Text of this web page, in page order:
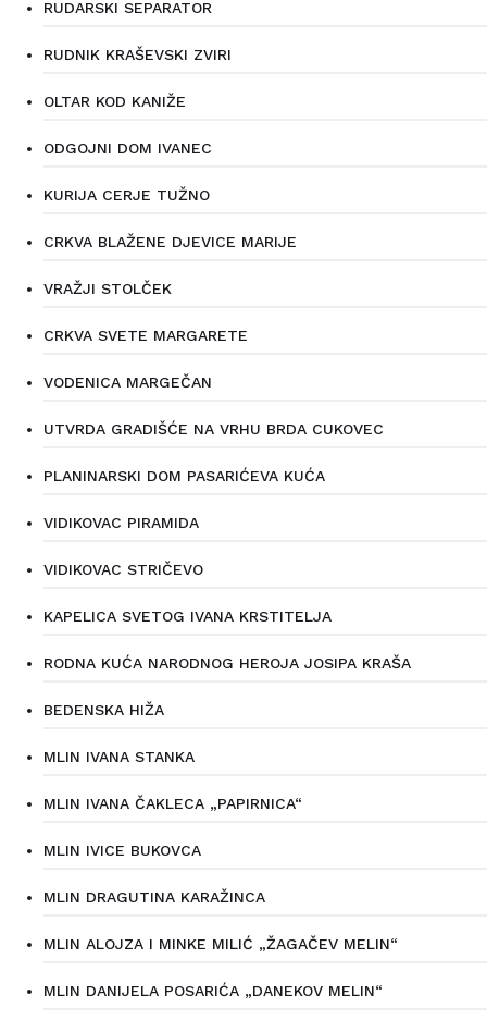
RUDARSKI SEPARATOR
RUDNIK KRAŠEVSKI ZVIRI
OLTAR KOD KANIŽE
ODGOJNI DOM IVANEC
KURIJA CERJE TUŽNO
CRKVA BLAŽENE DJEVICE MARIJE
VRAŽJI STOLČEK
CRKVA SVETE MARGARETE
VODENICA MARGEČAN
UTVRDA GRADIŠĆE NA VRHU BRDA CUKOVEC
PLANINARSKI DOM PASARIĆEVA KUĆA
VIDIKOVAC PIRAMIDA
VIDIKOVAC STRIČEVO
KAPELICA SVETOG IVANA KRSTITELJA
RODNA KUĆA NARODNOG HEROJA JOSIPA KRAŠA
BEDENSKA HIŽA
MLIN IVANA STANKA
MLIN IVANA ČAKLECA „PAPIRNICA“
MLIN IVICE BUKOVCA
MLIN DRAGUTINA KARAŽINCA
MLIN ALOJZA I MINKE MILIĆ „ŽAGAČEV MELIN“
MLIN DANIJELA POSARIĆA „DANEKOV MELIN“